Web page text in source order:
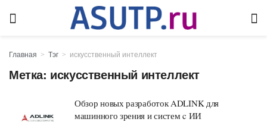
Главная Тэг искусственный интеллект
Метка: искусственный интеллект
Обзор новых разработок ADLINK для
машинного зрения и систем c ИИ